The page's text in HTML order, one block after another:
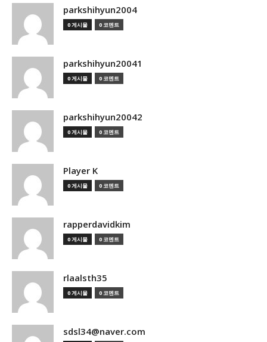
parkshihyun2004
0 게시물 0 코멘트
parkshihyun20041
0 게시물 0 코멘트
parkshihyun20042
0 게시물 0 코멘트
Player K
0 게시물 0 코멘트
rapperdavidkim
0 게시물 0 코멘트
rlaalsth35
0 게시물 0 코멘트
sdsl34@naver.com